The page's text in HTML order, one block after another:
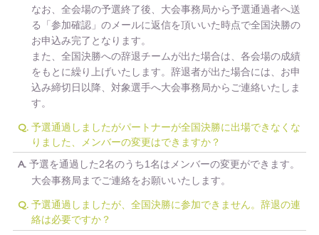
なお、全会場の予選終了後、大会事務局から予選通過者へ送
る「参加確認」のメールに返信を頂いいた時点で全国決勝の
お申込み完了となります。
また、全国決勝への辞退チームが出た場合は、各会場の成績
をもとに繰り上げいたします。辞退者が出た場合には、お申
込み締切日以降、対象選手へ大会事務局からご連絡いたしま
す。
Q. 予選通過しましたがパートナーが全国決勝に出場できなくな
りました、メンバーの変更はできますか？
A. 予選を通過した2名のうち1名はメンバーの変更ができます。
大会事務局までご連絡をお願いいたします。
Q. 予選通過しましたが、全国決勝に参加できません。辞退の連
絡は必要ですか？